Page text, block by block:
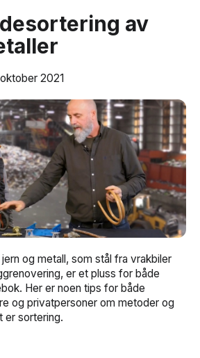
av
2021
og metall, som stål fra vrakbiler
er et pluss for både
Her er noen tips for både
og privatpersoner om metoder og
er sortering.